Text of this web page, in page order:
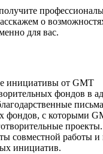
о
для вас.
инициативы от GMT
фондов в
фондов, с которыми
совместной работы
инициатив.